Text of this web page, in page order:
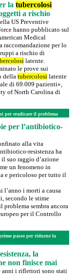
la tubercolosi
a rischio
US Preventive
hanno pubblicato sul
Medical
raccomandazione per lo
a rischio di
latente.
le prove sui
della tubercolosi latente
di 69.009 pazienti»,
of North Carolina di
per eradicare il problema
per l’antibiotico-
alla vita
resistenza ha
suo raggio d’azione
un fenomeno in
e pericoloso per tutto il
l’anno i morti a causa
secondo le stime
sembra ancora
per il Controllo
passo per ridurne la
la
non finisce mai
i riflettori sono stati